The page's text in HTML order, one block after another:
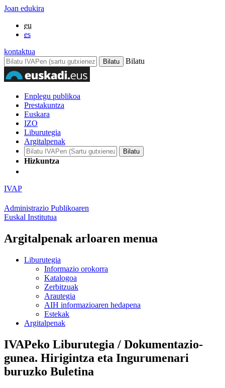
Joan edukira
eu
es
kontaktua
Bilatu
Enplegu publikoa
Prestakuntza
Euskara
IZO
Liburutegia
Argitalpenak
Hizkuntza
IVAP
Administrazio Publikoaren
Euskal Institutua
Argitalpenak arloaren menua
Liburutegia
Informazio orokorra
Katalogoa
Zerbitzuak
Arautegia
AIH informazioaren hedapena
Estekak
Argitalpenak
IVAPeko Liburutegia / Dokumentazio-
gunea. Hirigintza eta Ingurumenari
buruzko Buletina